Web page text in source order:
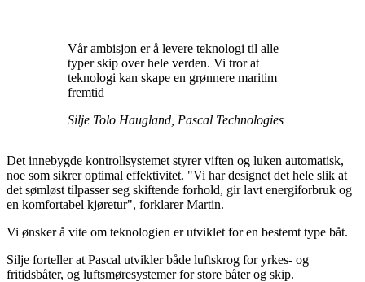
Vår ambisjon er å levere teknologi til alle
typer skip over hele verden. Vi tror at
teknologi kan skape en grønnere maritim
fremtid
Silje Tolo Haugland, Pascal Technologies
Det innebygde kontrollsystemet styrer viften og luken automatisk,
noe som sikrer optimal effektivitet. "Vi har designet det hele slik at
det sømløst tilpasser seg skiftende forhold, gir lavt energiforbruk og
en komfortabel kjøretur", forklarer Martin.
Vi ønsker å vite om teknologien er utviklet for en bestemt type båt.
Silje forteller at Pascal utvikler både luftskrog for yrkes- og
fritidsbåter, og luftsmøresystemer for store båter og skip.